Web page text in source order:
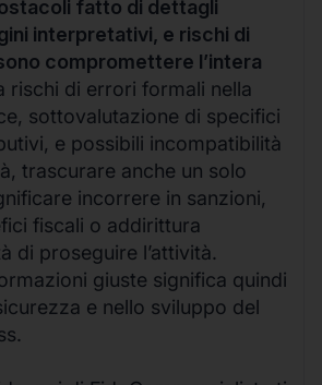
fatto di dettagli
interpretativi, e rischi di
compromettere l’intera
rischi di errori formali nella
sottovalutazione di specifici
e possibili incompatibilità
trascurare anche un solo
incorrere in sanzioni,
fiscali o addirittura
di proseguire l’attività.
giuste significa quindi
e nello sviluppo del